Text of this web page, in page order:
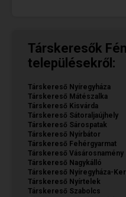
Társkeresők
településekről:
Társkereső Nyíregyháza
Társkereső Mátészalka
Társkereső Kisvárda
Társkereső Sátoraljaújhely
Társkereső Sárospatak
Társkereső Nyírbátor
Társkereső Fehérgyarmat
Társkereső Vásárosnamény
Társkereső Nagykálló
Társkereső Nyíregyháza-
Társkereső Nyírtelek
Társkereső Szabolcs